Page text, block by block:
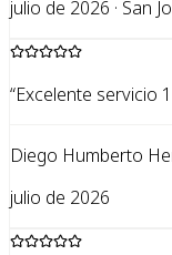
julio de 2026 · San
“Excelente servicio
Diego Humberto
julio de 2026